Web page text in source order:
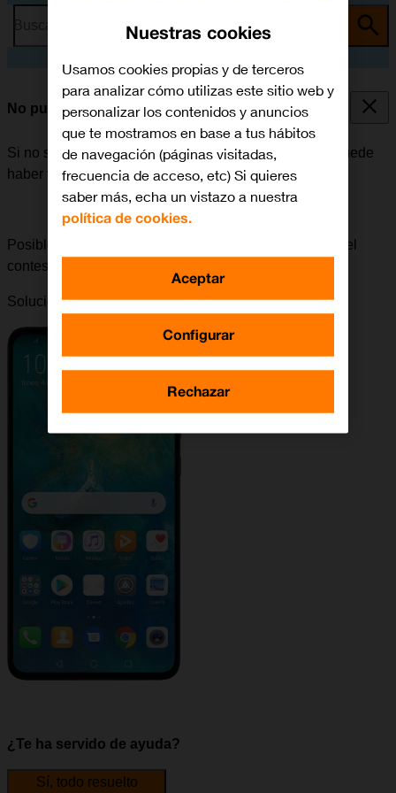
Busca por problema o tema
No puedo recibir mensajes en mi contestador
Si no se pueden recibir mensajes en el contestador, puede
haber varias causas posibles al problema.
Posible causa 3 de 3:
Para poder recibir mensajes en el
contestador, el contestador tiene que estar activado.
Solución:Cómo activar el contestador.
¿Te ha servido de ayuda?
Sí, todo resuelto
Nuestras cookies
Usamos cookies propias y de terceros
para analizar cómo utilizas este sitio web y
personalizar los contenidos y anuncios
que te mostramos en base a tus hábitos
de navegación (páginas visitadas,
frecuencia de acceso, etc) Si quieres
saber más, echa un vistazo a nuestra
política de cookies.
Configurar
Rechazar
Aceptar